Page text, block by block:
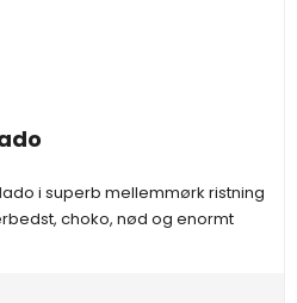
i superb mellemmørk ristning
choko, nød og enormt